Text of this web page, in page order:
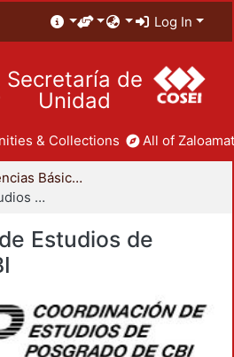
Log In
Secretaría de
Unidad
& Collections All of
División de Ciencias Básicas e Ingeniería
Coordinación de Estudios de Posgrado - CBI
Estudios de